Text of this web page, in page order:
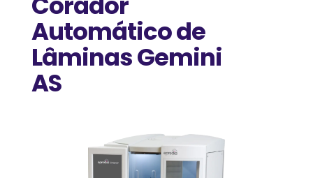
Automático de
Lâminas Gemini
AS